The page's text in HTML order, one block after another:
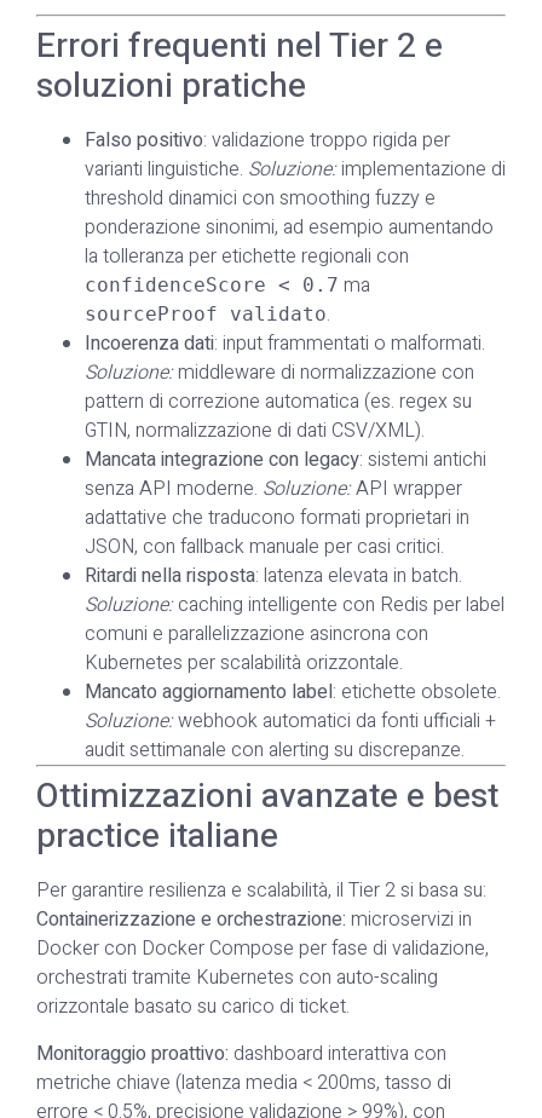
Errori frequenti nel Tier 2 e
soluzioni pratiche
Falso positivo: validazione troppo rigida per
varianti linguistiche. Soluzione:implementazione di
threshold dinamici con smoothing fuzzy e
ponderazione sinonimi, ad esempio aumentando
la tolleranza per etichette regionali con
confidenceScore < 0.7 ma
sourceProof validato.
Incoerenza dati: input frammentati o malformati.
Soluzione:middleware di normalizzazione con
pattern di correzione automatica (es. regex su
GTIN, normalizzazione di dati CSV/XML).
Mancata integrazione con legacy: sistemi antichi
senza API moderne. Soluzione:API wrapper
adattative che traducono formati proprietari in
JSON, con fallback manuale per casi critici.
Ritardi nella risposta: latenza elevata in batch.
Soluzione:caching intelligente con Redis per label
comuni e parallelizzazione asincrona con
Kubernetes per scalabilità orizzontale.
Mancato aggiornamento label: etichette obsolete.
Soluzione:webhook automatici da fonti ufficiali +
audit settimanale con alerting su discrepanze.
Ottimizzazioni avanzate e best
practice italiane
Per garantire resilienza e scalabilità, il Tier 2 si basa su:
Containerizzazione e orchestrazione: microservizi in
Docker con Docker Compose per fase di validazione,
orchestrati tramite Kubernetes con auto-scaling
orizzontale basato su carico di ticket.
Monitoraggio proattivo: dashboard interattiva con
metriche chiave (latenza media < 200ms, tasso di
errore < 0.5%, precisione validazione > 99%), con